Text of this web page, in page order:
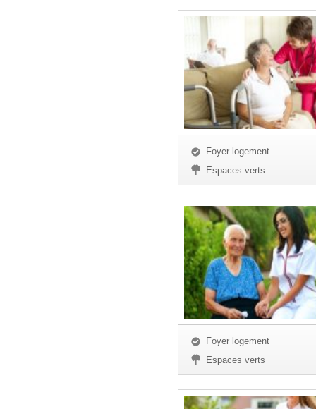
Foyer logement
Espaces verts
Foyer logement
Espaces verts